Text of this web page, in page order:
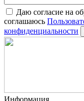
Даю согласие на
соглашаюсь
конфиденциальности